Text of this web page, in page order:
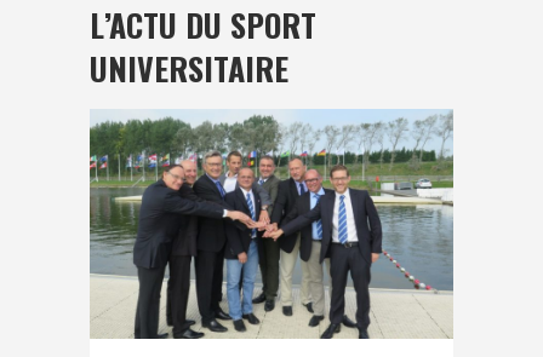
L’ACTU DU SPORT
UNIVERSITAIRE